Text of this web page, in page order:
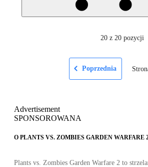
20 z 20 pozycji
Poprzednia
Advertisement
SPONSOROWANA
O PLANTS VS. ZOMBIES GARDEN WARFARE
Plants vs. Zombies Garden Warfare 2 to